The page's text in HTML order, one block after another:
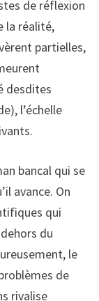
de réflexion
la réalité,
partielles,
desdites
l’échelle
bancal qui se
avance. On
qui
du
le
de
rivalise